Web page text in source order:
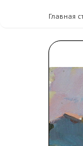
Главная